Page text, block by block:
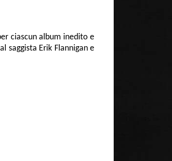
ciascun album inedito e
saggista Erik Flannigan e